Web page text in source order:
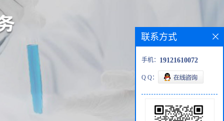
联系方式
手机： 19121610072
Q Q：